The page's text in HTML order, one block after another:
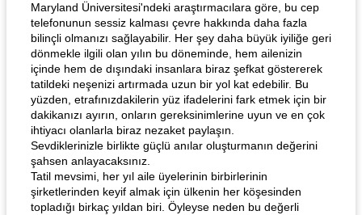
Maryland Üniversitesi'ndeki araştırmacılara göre, bu cep
telefonunun sessiz kalması çevre hakkında daha fazla
bilinçli olmanızı sağlayabilir. Her şey daha büyük iyiliğe geri
dönmekle ilgili olan yılın bu döneminde, hem ailenizin
içinde hem de dışındaki insanlara biraz şefkat göstererek
tatildeki neşenizi artırmada uzun bir yol kat edebilir. Bu
yüzden, etrafınızdakilerin yüz ifadelerini fark etmek için bir
dakikanızı ayırın, onların gereksinimlerine uyun ve en çok
ihtiyacı olanlarla biraz nezaket paylaşın.
Sevdiklerinizle birlikte güçlü anılar oluşturmanın değerini
şahsen anlayacaksınız.
Tatil mevsimi, her yıl aile üyelerinin birbirlerinin
şirketlerinden keyif almak için ülkenin her köşesinden
topladığı birkaç yıldan biri. Öyleyse neden bu değerli